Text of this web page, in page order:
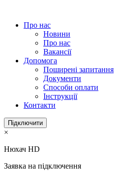
Про нас
Новини
Про нас
Вакансії
Допомога
Поширені запитання
Документи
Способи оплати
Інструкції
Контакти
Підключити
×
Нюхач HD
Заявка на підключення